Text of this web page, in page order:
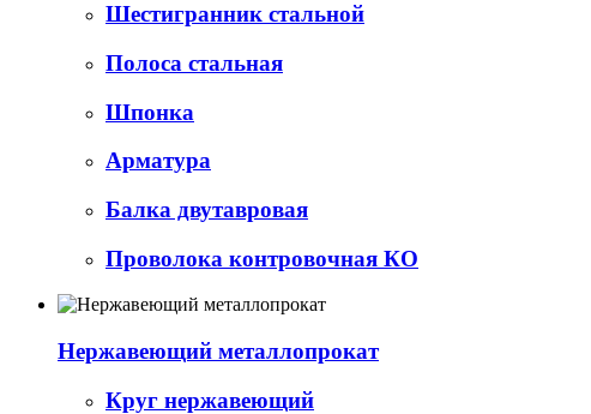
Шестигранник стальной
Полоса стальная
Шпонка
Арматура
Балка двутавровая
Проволока контровочная КО
Нержавеющий металлопрокат
Круг нержавеющий